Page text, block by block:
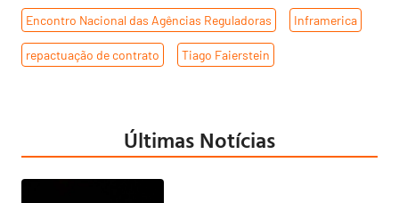
Encontro Nacional das Agências Reguladoras Inframerica
repactuação de contrato Tiago Faierstein
Últimas Notícias